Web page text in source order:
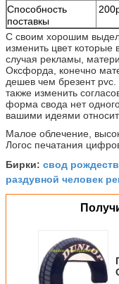
Способность
поставкы
С своим хорошим
изменить цвет
случая рекламы,
Оксфорда, конечно
дешев чем брезент
также изменить
форма свода нет
вашими идеями
Малое облечение,
Логос печатания
Бирки: свод
раздувной человек